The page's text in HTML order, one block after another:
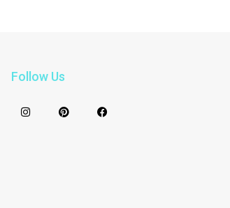
Follow Us